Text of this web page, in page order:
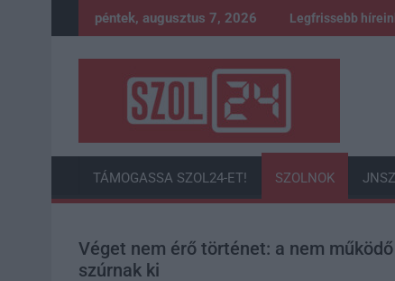
to
péntek, augusztus 7, 2026 Legfrissebb
TÁMOGASSA SZOL24-ET! SZOLNOK
Véget nem érő történet: a nem
szúrnak ki